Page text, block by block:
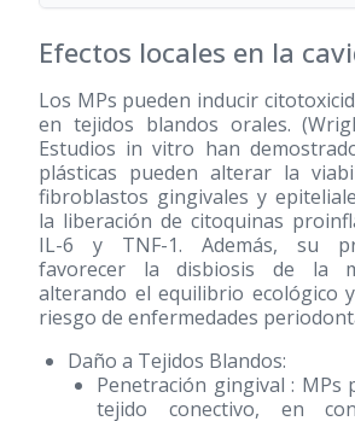
Efectos locales en la
Los MPs pueden inducir
en tejidos blandos orales.
Estudios in vitro han
plásticas pueden alterar la
fibroblastos gingivales y
la liberación de citoquinas
IL-6 y TNF-1. Además, su
favorecer la disbiosis de la
alterando el equilibrio ecológico
riesgo de enfermedades
Daño a Tejidos Blandos:
Penetración gingival : MPs
tejido conectivo, en